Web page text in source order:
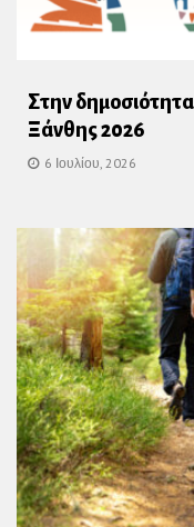
Στην
Ξάνθης 2026
6 Ιουλίου, 2026